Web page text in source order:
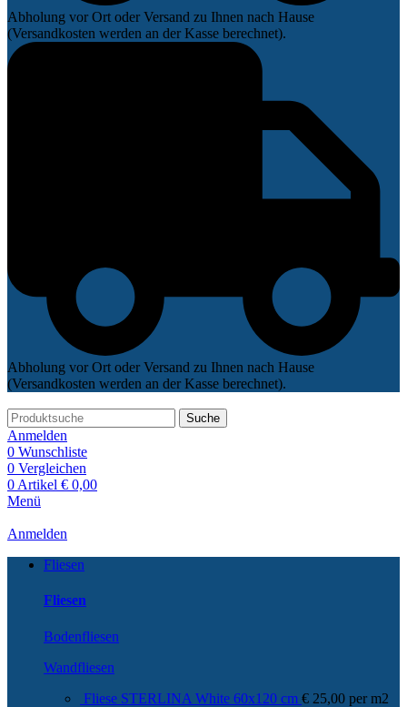
Abholung vor Ort oder Versand zu Ihnen nach Hause
(Versandkosten werden an der Kasse berechnet).
Abholung vor Ort oder Versand zu Ihnen nach Hause
(Versandkosten werden an der Kasse berechnet).
Suche
Anmelden
0 Wunschliste
0 Vergleichen
0 Artikel € 0,00
Menü
Anmelden
Fliesen
Fliesen
Bodenfliesen
Wandfliesen
Fliese STERLINA White 60x120 cm € 25,00 per m2